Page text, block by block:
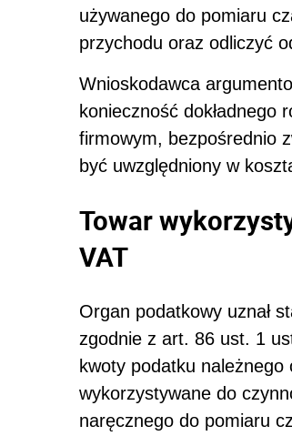
używanego do pomiaru
przychodu oraz odliczyć
Wnioskodawca
konieczność dokładnego
firmowym, bezpośrednio
być uwzględniony w
Towar
VAT
Organ podatkowy uznał
zgodnie z art. 86 ust. 1
kwoty podatku
wykorzystywane do
naręcznego do pomiaru